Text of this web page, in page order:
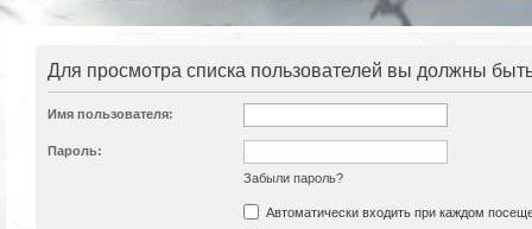
Для просмотра списка пользователей вы должны
Имя пользователя:
Пароль:
Забыли пароль?
Автоматически входить при каждом